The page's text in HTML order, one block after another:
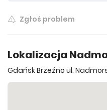
Zgłoś problem
Lokalizacja
Gdańsk Brzeźno ul.